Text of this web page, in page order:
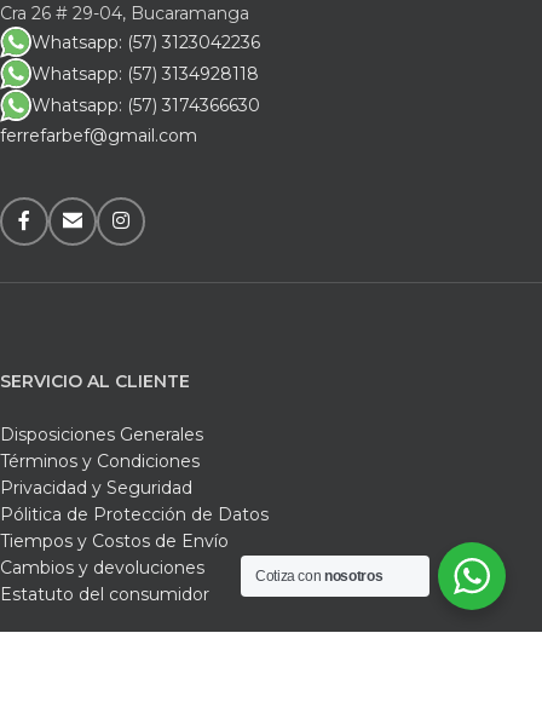
Cra 26 # 29-04, Bucaramanga
Whatsapp: (57) 3123042236
Whatsapp: (57) 3134928118
Whatsapp: (57) 3174366630
ferrefarbef@gmail.com
SERVICIO AL CLIENTE
Disposiciones Generales
Términos y Condiciones
Privacidad y Seguridad
Pólitica de Protección de Datos
Tiempos y Costos de Envío
Cambios y devoluciones
Estatuto del consumidor
Cotiza connosotros